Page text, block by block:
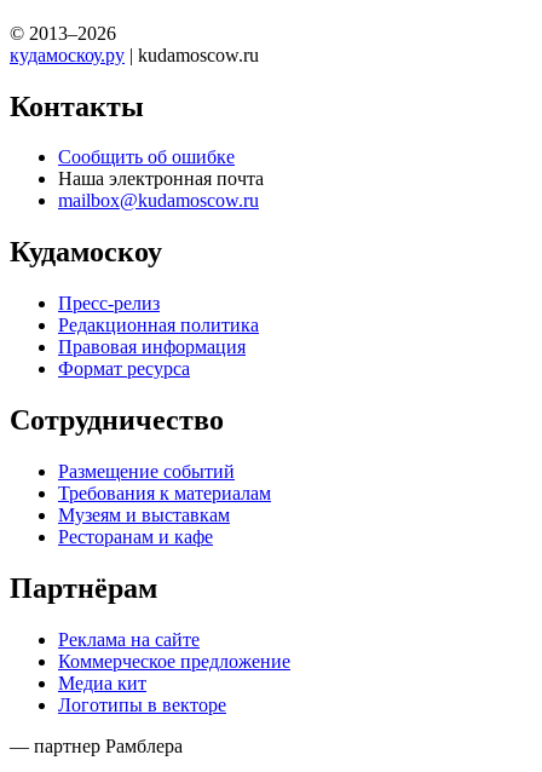
© 2013–2026
кудамоскоу.ру | kudamoscow.ru
Контакты
Сообщить об ошибке
Наша электронная почта
mailbox@kudamoscow.ru
Кудамоскоу
Пресс-релиз
Редакционная политика
Правовая информация
Формат ресурса
Сотрудничество
Размещение событий
Требования к материалам
Музеям и выставкам
Ресторанам и кафе
Партнёрам
Реклама на сайте
Коммерческое предложение
Медиа кит
Логотипы в векторе
— партнер Рамблера